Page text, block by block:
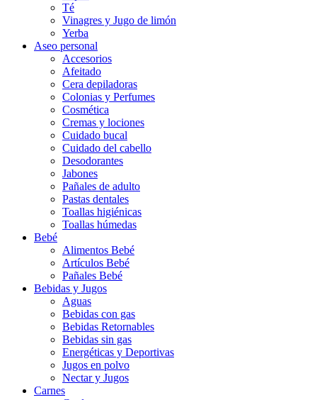
Té
Vinagres y Jugo de limón
Yerba
Aseo personal
Accesorios
Afeitado
Cera depiladoras
Colonias y Perfumes
Cosmética
Cremas y lociones
Cuidado bucal
Cuidado del cabello
Desodorantes
Jabones
Pañales de adulto
Pastas dentales
Toallas higiénicas
Toallas húmedas
Bebé
Alimentos Bebé
Artículos Bebé
Pañales Bebé
Bebidas y Jugos
Aguas
Bebidas con gas
Bebidas Retornables
Bebidas sin gas
Energéticas y Deportivas
Jugos en polvo
Nectar y Jugos
Carnes